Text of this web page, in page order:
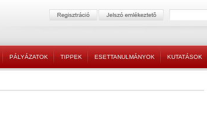
PÁLYÁZATOK TIPPEK ESETTANULMÁNYOK KUTATÁSOK